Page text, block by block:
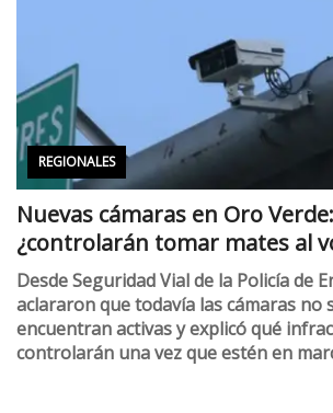
REGIONALES
Nuevas cámaras en Oro Verde:
¿controlarán tomar mates al
Desde Seguridad Vial de la Policía de
aclararon que todavía las cámaras no
encuentran activas y explicó qué
controlarán una vez que estén en